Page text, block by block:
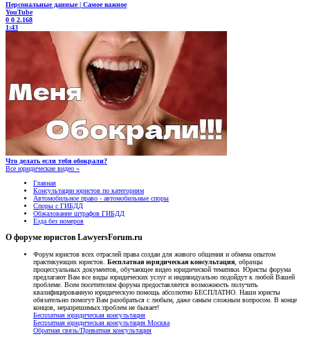
Персональные данные | Самое важное
YouTube
0 0 2.168
1:43
Что делать если тебя обокрали?
Все юридические видео »
Главная
Консультации юристов по категориям
Автомобильное право - автомобильные споры
Споры с ГИБДД
Обжалование штрафов ГИБДД
Езда без номеров
О форуме юристов LawyersForum.ru
Форум юристов всех отраслей права создан для живого общения и обмена опытом
практикующих юристов. Бесплатная юридическая консультация , образцы
процессуальных документов, обучающее видео юридической тематики. Юристы форума
предлагают Вам все виды юридических услуг и индивидуально подойдут к любой Вашей
проблеме. Всем посетителям форума предоставляется возможность получить
квалифицированную юридическую помощь абсолютно БЕСПЛАТНО. Наши юристы
обязательно помогут Вам разобраться с любым, даже самым сложным вопросом. В конце
концов, неразрешимых проблем не бывает!
Бесплатная юридическая консультация
Бесплатная юридическая консультация Москва
Обратная связь/Приватная консультация